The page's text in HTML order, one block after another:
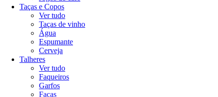
Taças e Copos
Ver tudo
Taças de vinho
Água
Espumante
Cerveja
Talheres
Ver tudo
Faqueiros
Garfos
Facas
QUANTIDADE DE PESSOAS
6 pessoas (12)
USO
Resistente a micro-ondas (12)
louças (12)